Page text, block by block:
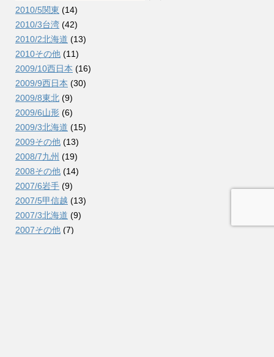
2010/5関東 (14)
2010/3台湾 (42)
2010/2北海道 (13)
2010その他 (11)
2009/10西日本 (16)
2009/9西日本 (30)
2009/8東北 (9)
2009/6山形 (6)
2009/3北海道 (15)
2009その他 (13)
2008/7九州 (19)
2008その他 (14)
2007/6岩手 (9)
2007/5甲信越 (13)
2007/3北海道 (9)
2007その他 (7)